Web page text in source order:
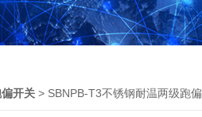
开关 > SBNPB-T3不锈钢耐温两级跑偏开关